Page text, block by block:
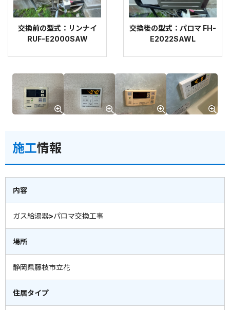
交換前の型式：リンナイ
RUF-E2000SAW
交換後の型式：パロマ FH-
E2022SAWL
施工情報
内容
ガス給湯器>パロマ交換工事
場所
静岡県藤枝市立花
住居タイプ